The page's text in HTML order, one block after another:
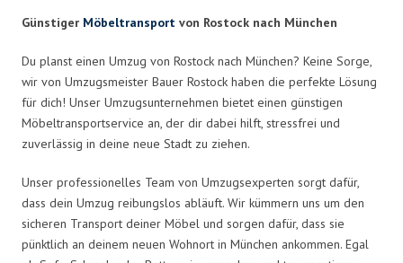
Günstiger Möbeltransport von Rostock nach München
Du planst einen Umzug von Rostock nach München? Keine Sorge,
wir von Umzugsmeister Bauer Rostock haben die perfekte Lösung
für dich! Unser Umzugsunternehmen bietet einen günstigen
Möbeltransportservice an, der dir dabei hilft, stressfrei und
zuverlässig in deine neue Stadt zu ziehen.
Unser professionelles Team von Umzugsexperten sorgt dafür,
dass dein Umzug reibungslos abläuft. Wir kümmern uns um den
sicheren Transport deiner Möbel und sorgen dafür, dass sie
pünktlich an deinem neuen Wohnort in München ankommen. Egal